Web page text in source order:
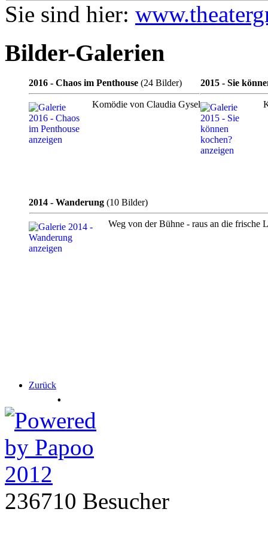
Sie sind hier:
Bilder-Galerien
2016 - Chaos im Penthouse (24 Bilder)
Komödie von Claudia Gysel
2015 - Sie
2014 - Wanderung (10 Bilder)
Weg von der Bühne - raus an die frische
Zurück.
236710 Besucher